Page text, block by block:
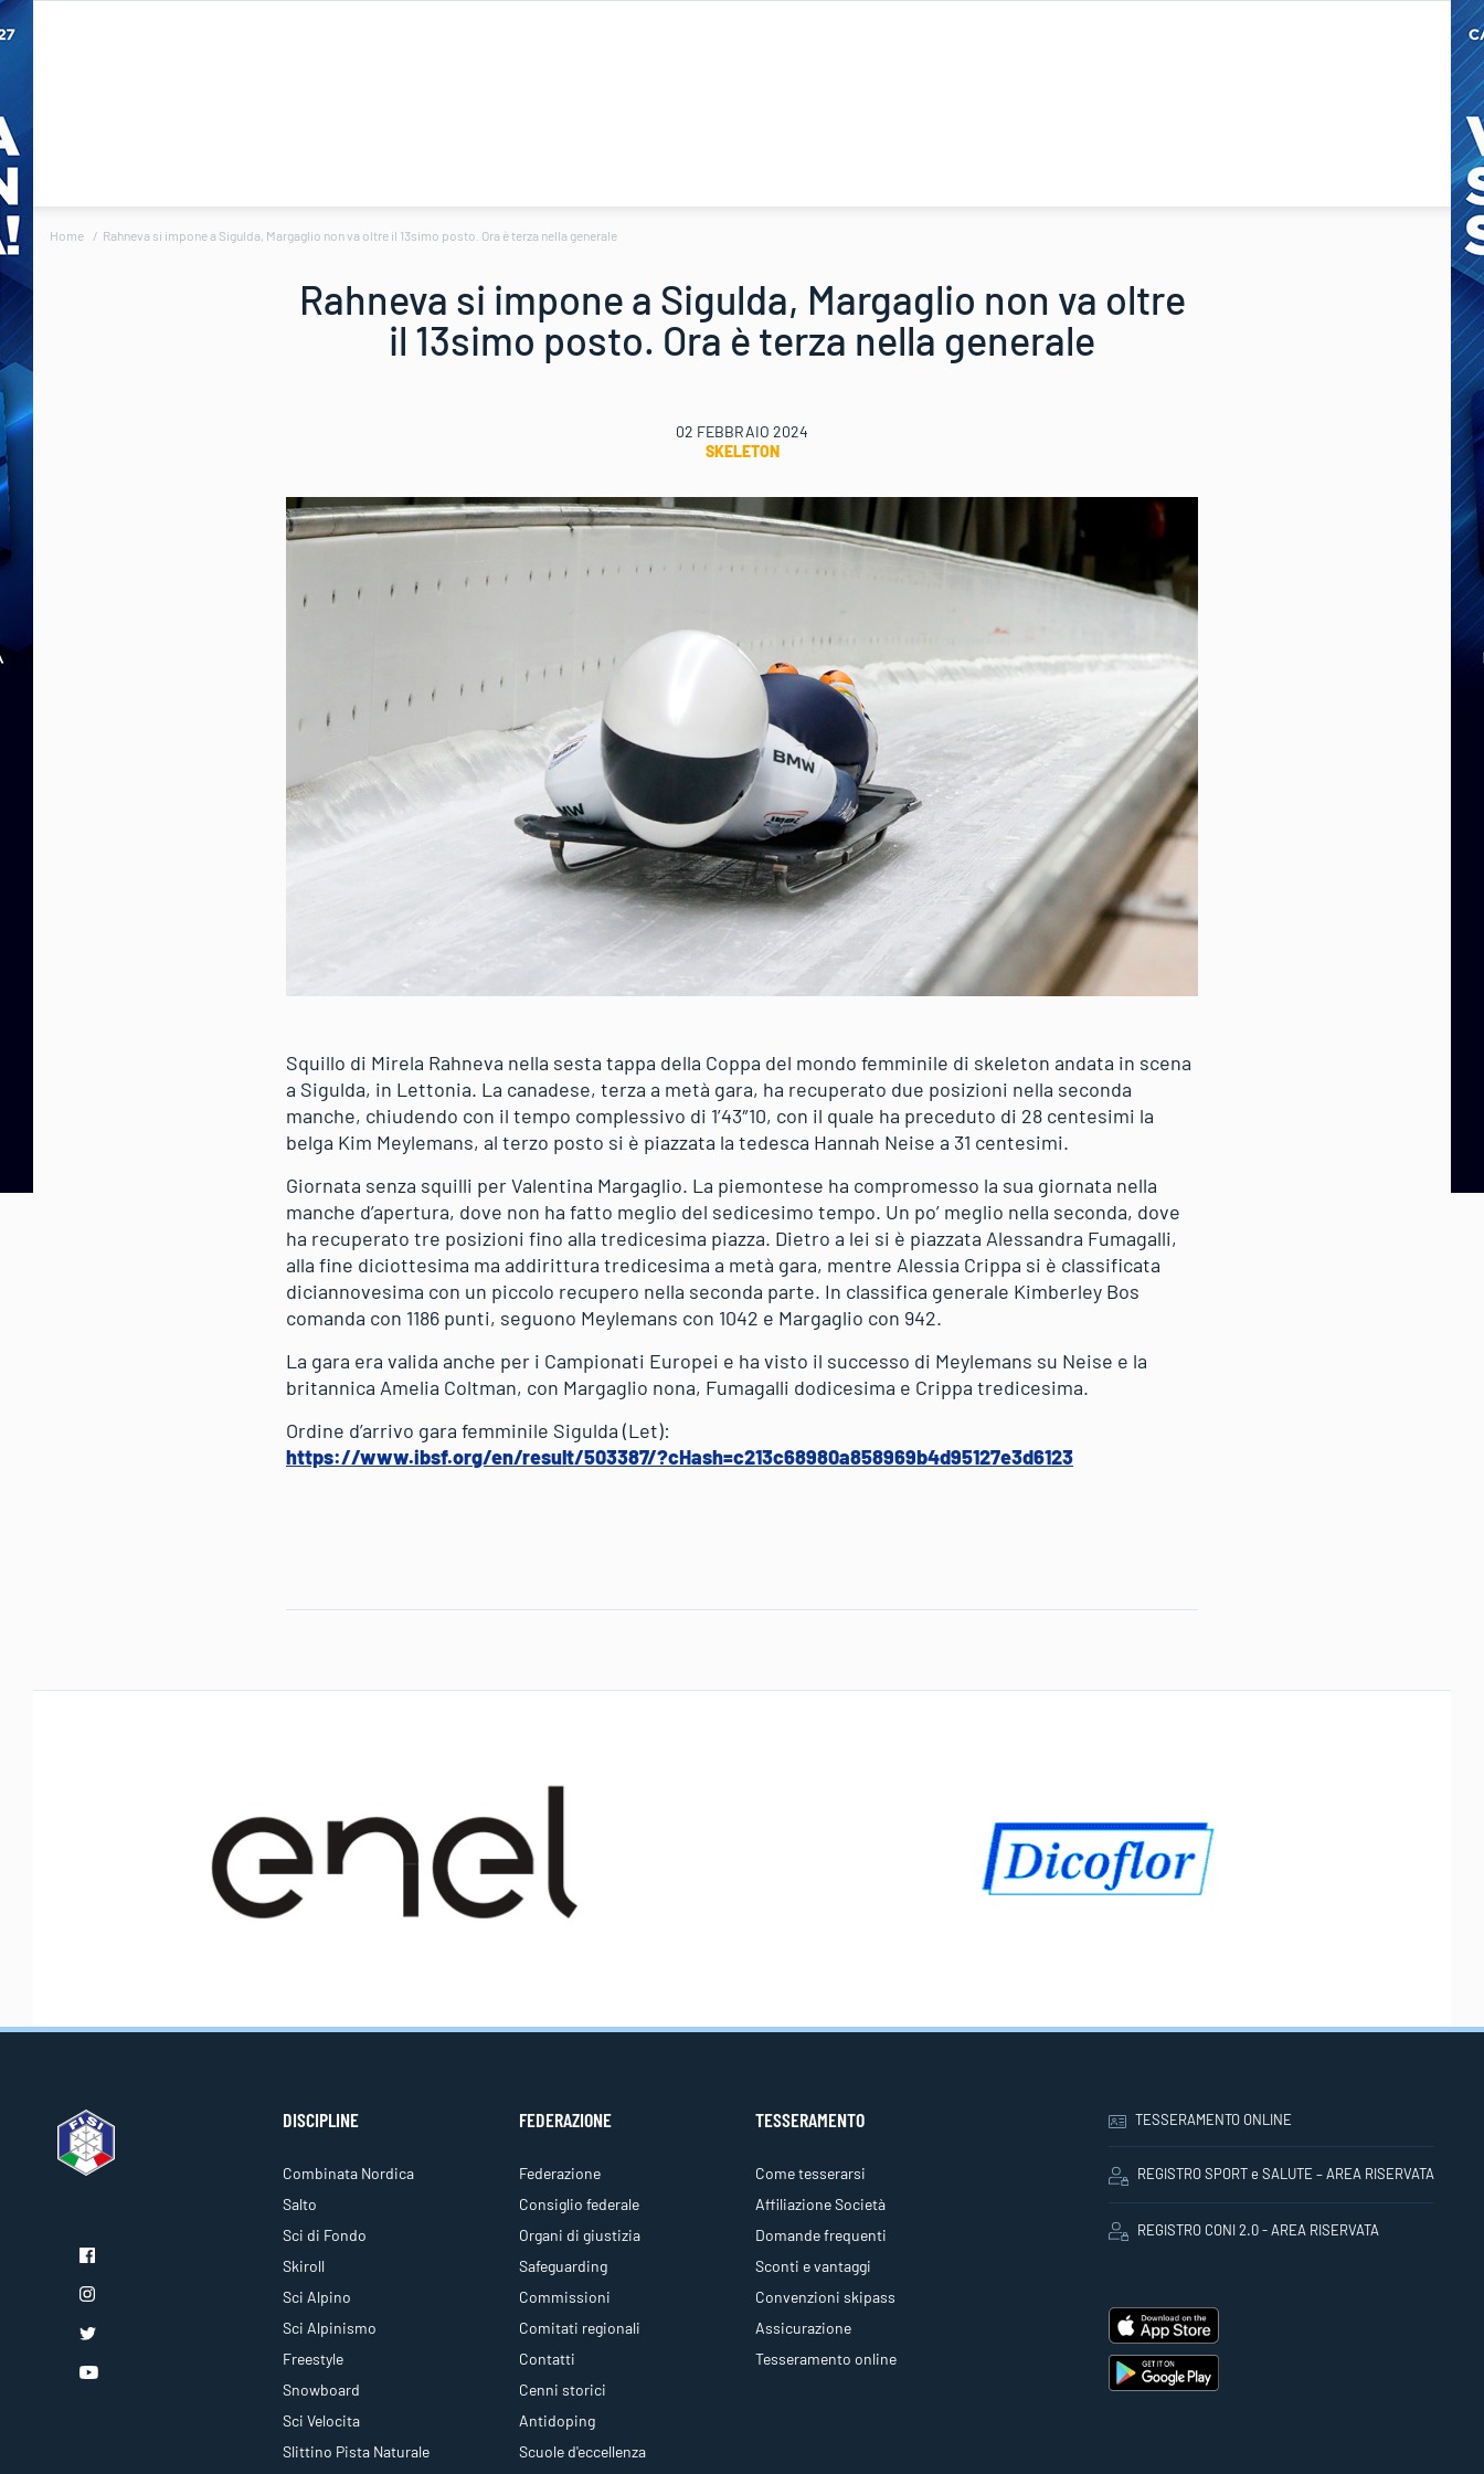
Home Rahneva si impone a Sigulda, Margaglio non va oltre il 13simo posto. Ora è terza nella generale
Rahneva si impone a Sigulda, Margaglio non va oltre
il 13simo posto. Ora è terza nella generale
02 FEBBRAIO 2024
SKELETON
Squillo di Mirela Rahneva nella sesta tappa della Coppa del mondo femminile di skeleton andata in scena
a Sigulda, in Lettonia. La canadese, terza a metà gara, ha recuperato due posizioni nella seconda
manche, chiudendo con il tempo complessivo di 1’43″10, con il quale ha preceduto di 28 centesimi la
belga Kim Meylemans, al terzo posto si è piazzata la tedesca Hannah Neise a 31 centesimi.
Giornata senza squilli per Valentina Margaglio. La piemontese ha compromesso la sua giornata nella
manche d’apertura, dove non ha fatto meglio del sedicesimo tempo. Un po’ meglio nella seconda, dove
ha recuperato tre posizioni fino alla tredicesima piazza. Dietro a lei si è piazzata Alessandra Fumagalli,
alla fine diciottesima ma addirittura tredicesima a metà gara, mentre Alessia Crippa si è classificata
diciannovesima con un piccolo recupero nella seconda parte. In classifica generale Kimberley Bos
comanda con 1186 punti, seguono Meylemans con 1042 e Margaglio con 942.
La gara era valida anche per i Campionati Europei e ha visto il successo di Meylemans su Neise e la
britannica Amelia Coltman, con Margaglio nona, Fumagalli dodicesima e Crippa tredicesima.
Ordine d’arrivo gara femminile Sigulda (Let):
https://www.ibsf.org/en/result/503387/?cHash=c213c68980a858969b4d95127e3d6123
DISCIPLINE
Combinata Nordica
Salto
Sci di Fondo
Skiroll
Sci Alpino
Sci Alpinismo
Freestyle
Snowboard
Sci Velocita
Slittino Pista Naturale
FEDERAZIONE
Federazione
Consiglio federale
Organi di giustizia
Safeguarding
Commissioni
Comitati regionali
Contatti
Cenni storici
Antidoping
Scuole d'eccellenza
TESSERAMENTO
Come tesserarsi
Affiliazione Società
Domande frequenti
Sconti e vantaggi
Convenzioni skipass
Assicurazione
Tesseramento online
TESSERAMENTO ONLINE
REGISTRO SPORT e SALUTE – AREA RISERVATA
REGISTRO CONI 2.0 - AREA RISERVATA